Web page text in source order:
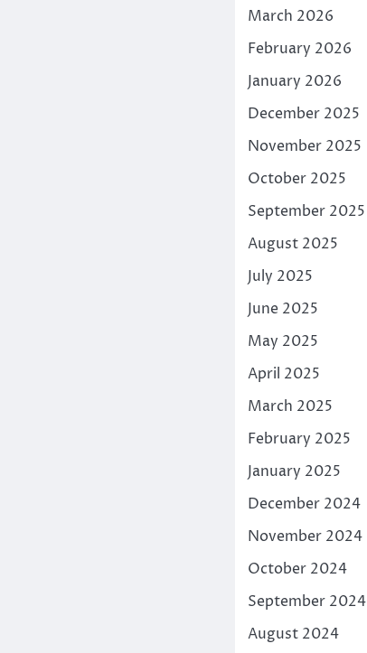
March 2026
February 2026
January 2026
December 2025
November 2025
October 2025
September 2025
August 2025
July 2025
June 2025
May 2025
April 2025
March 2025
February 2025
January 2025
December 2024
November 2024
October 2024
September 2024
August 2024